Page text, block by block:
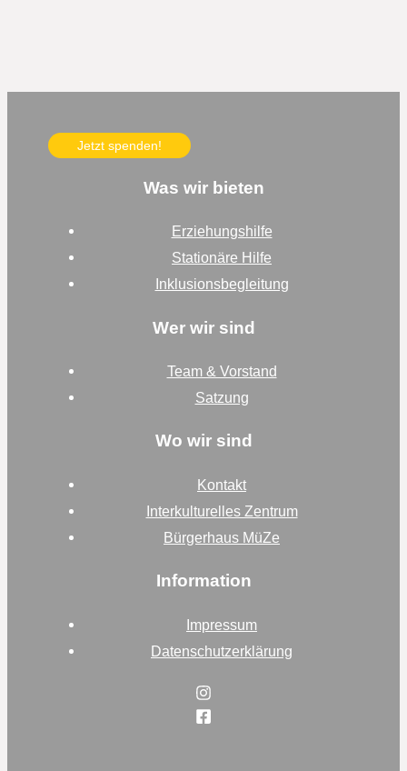
Jetzt spenden!
Was wir bieten
Erziehungshilfe
Stationäre Hilfe
Inklusionsbegleitung
Wer wir sind
Team & Vorstand
Satzung
Wo wir sind
Kontakt
Interkulturelles Zentrum
Bürgerhaus MüZe
Information
Impressum
Datenschutzerklärung